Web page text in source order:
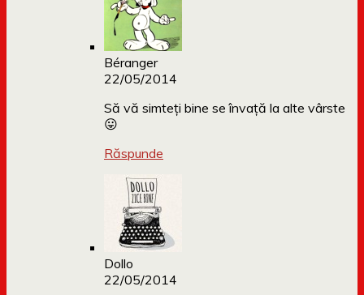
Béranger
22/05/2014
Să vă simteți bine se învață la alte vârste
😛
Răspunde
Dollo
22/05/2014